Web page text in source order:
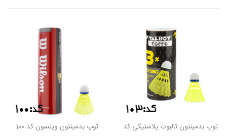
توپ بدمینتون تالبوت پلاستیکی کد
توپ بدمینتون ویلسون کد 100